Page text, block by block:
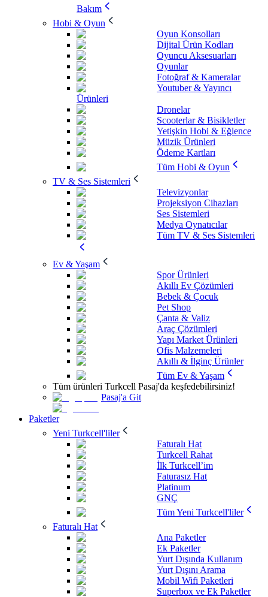
Bakım
Hobi & Oyun
Oyun Konsolları
Dijital Ürün Kodları
Oyuncu Aksesuarları
Oyunlar
Fotoğraf & Kameralar
Youtuber & Yayıncı
Ürünleri
Dronelar
Scooterlar & Bisikletler
Yetişkin Hobi & Eğlence
Müzik Ürünleri
Ödeme Kartları
Tüm Hobi & Oyun
TV & Ses Sistemleri
Televizyonlar
Projeksiyon Cihazları
Ses Sistemleri
Medya Oynatıcılar
Tüm TV & Ses Sistemleri
Ev & Yaşam
Spor Ürünleri
Akıllı Ev Çözümleri
Bebek & Çocuk
Pet Shop
Çanta & Valiz
Araç Çözümleri
Yapı Market Ürünleri
Ofis Malzemeleri
Akıllı & İlginç Ürünler
Tüm Ev & Yaşam
Tüm ürünleri Turkcell Pasaj'da keşfedebilirsiniz!
Pasaj'a Git
Paketler
Yeni Turkcell'liler
Faturalı Hat
Turkcell Rahat
İlk Turkcell’im
Faturasız Hat
Platinum
GNÇ
Tüm Yeni Turkcell'liler
Faturalı Hat
Ana Paketler
Ek Paketler
Yurt Dışında Kullanım
Yurt Dışını Arama
Mobil Wifi Paketleri
Superbox ve Ek Paketler